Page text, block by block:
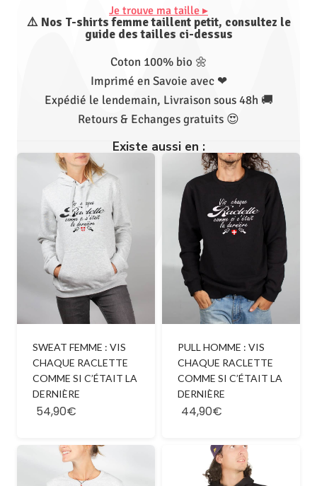
Je trouve ma taille ▸
⚠️ Nos T-shirts femme taillent petit, consultez le
guide des tailles ci-dessus
Coton 100% bio 🌼
Imprimé en Savoie avec ❤
Expédié le lendemain, Livraison sous 48h 🚚
Retours & Echanges gratuits 😍
Existe aussi en :
SWEAT FEMME : VIS
CHAQUE RACLETTE
COMME SI C’ÉTAIT LA
DERNIÈRE
54,90€
PULL HOMME : VIS
CHAQUE RACLETTE
COMME SI C’ÉTAIT LA
DERNIÈRE
44,90€